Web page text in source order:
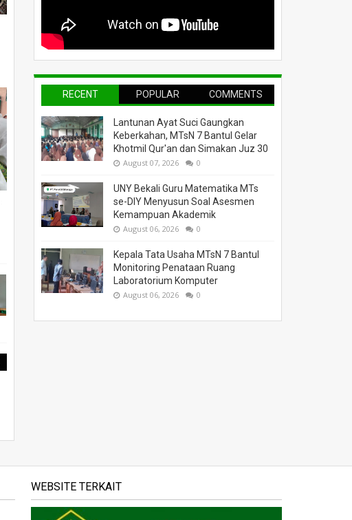
RECENT POPULAR COMMENTS
Lantunan Ayat Suci Gaungkan
Keberkahan, MTsN 7 Bantul Gelar
Khotmil Qur'an dan Simakan Juz 30
August 07, 2026 0
UNY Bekali Guru Matematika MTs
se-DIY Menyusun Soal Asesmen
Kemampuan Akademik
August 06, 2026 0
Kepala Tata Usaha MTsN 7 Bantul
Monitoring Penataan Ruang
Laboratorium Komputer
August 06, 2026 0
WEBSITE TERKAIT